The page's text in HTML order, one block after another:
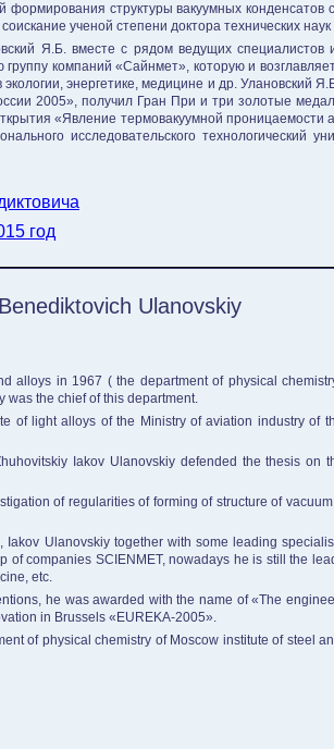
структуры вакуумных конденсатов
ученой степени доктора технических
Я.Б. вместе с рядом ведущих
компаний «Сайнмет», которую и
энергетике, медицине и др. Улановский
2005», получил Гран При и три золотые
«Явление термовакуумной проницаемости
исследовательского технологический
год
Ulanovskiy
alloys in 1967 ( the department of physical
was the chief of this department.
of light alloys of the Ministry of aviation industry of
Iakov Ulanovskiy defended the thesis
of regularities of forming of structure of
Ulanovskiy together with some leading
companies SCIENMET, nowadays he is still the
etc.
he was awarded with the name of «The
in Brussels «EUREKA-2005».
of physical chemistry of Moscow institute of steel